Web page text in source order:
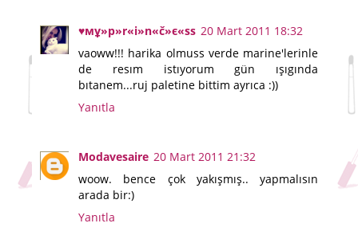
♥мұ»p»r«i»n«č»є«ss 20 Mart 2011 18:32
vaoww!!! harika olmuss verde marine'lerinle
de resım istıyorum gün ışıgında
bıtanem...ruj paletine bittim ayrıca :))
Yanıtla
Modavesaire 20 Mart 2011 21:32
woow. bence çok yakışmış.. yapmalısın
arada bir:)
Yanıtla